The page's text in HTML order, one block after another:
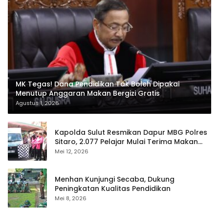
MK Tegas! Dana Pendidikan Tak Boleh Dipakai
Menutup Anggaran Makan Bergizi Gratis
Agustus 1, 2026
Kapolda Sulut Resmikan Dapur MBG Polres
Sitaro, 2.077 Pelajar Mulai Terima Makan
Gratis
Mei 12, 2026
Menhan Kunjungi Secaba, Dukung
Peningkatan Kualitas Pendidikan
Mei 8, 2026